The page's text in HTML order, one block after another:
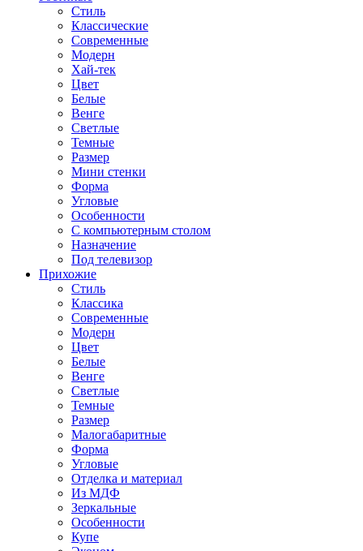
Стиль
Классические
Современные
Модерн
Хай-тек
Цвет
Белые
Венге
Светлые
Темные
Размер
Мини стенки
Форма
Угловые
Особенности
С компьютерным столом
Назначение
Под телевизор
Прихожие
Стиль
Классика
Современные
Модерн
Цвет
Белые
Венге
Светлые
Темные
Размер
Малогабаритные
Форма
Угловые
Отделка и материал
Из МДФ
Зеркальные
Особенности
Купе